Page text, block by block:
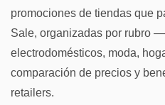
promociones de tiendas que
Sale, organizadas por rubro
electrodomésticos, moda,
comparación de precios y
retailers.